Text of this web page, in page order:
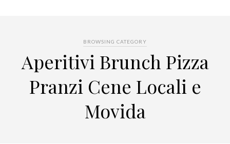
BROWSING CATEGORY
Aperitivi Brunch Pizza
Pranzi Cene Locali e
Movida